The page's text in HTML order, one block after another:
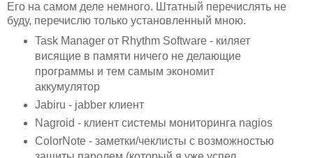
Его на самом деле немного. Штатный перечислять не
буду, перечислю только установленный мною.
Task Manager от Rhythm Software - киляет
висящие в памяти ничего не делающие
программы и тем самым экономит
аккумулятор
Jabiru - jabber клиент
Nagroid - клиент системы мониторинга nagios
ColorNote - заметки/чеклисты с возможностью